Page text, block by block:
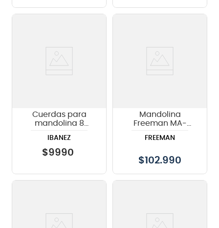
Cuerdas para
mandolina 8
IMDS4
IBANEZ
$9990
Mandolina
Freeman MA-
Mahogany
FREEMAN
$102.990